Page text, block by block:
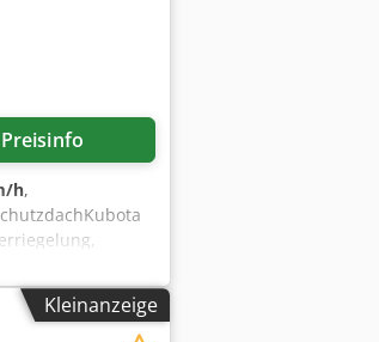
Preisinfo
h,
Kabelsatz
Kleinanzeige